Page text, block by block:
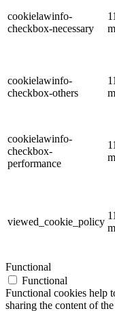
cookielawinfo-
checkbox-necessary
11
cookielawinfo-
checkbox-others
11
cookielawinfo-
checkbox-
performance
11
viewed_cookie_policy
11
Functional
Functional
Functional cookies help
sharing the content of